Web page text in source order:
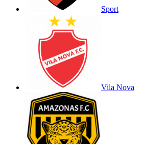
Sport
Vila Nova